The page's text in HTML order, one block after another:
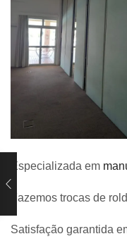
Especializada em
Fazemos trocas de
Satisfação garantida